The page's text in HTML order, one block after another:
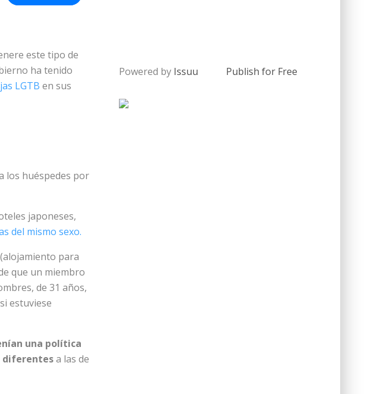
este tipo de
ha tenido
LGTB en sus
los huéspedes por
japoneses,
del mismo sexo.
(alojamiento para
que un miembro
de 31 años,
estuviese
una política
diferentesa las de
Powered by Issuu Publish for Free